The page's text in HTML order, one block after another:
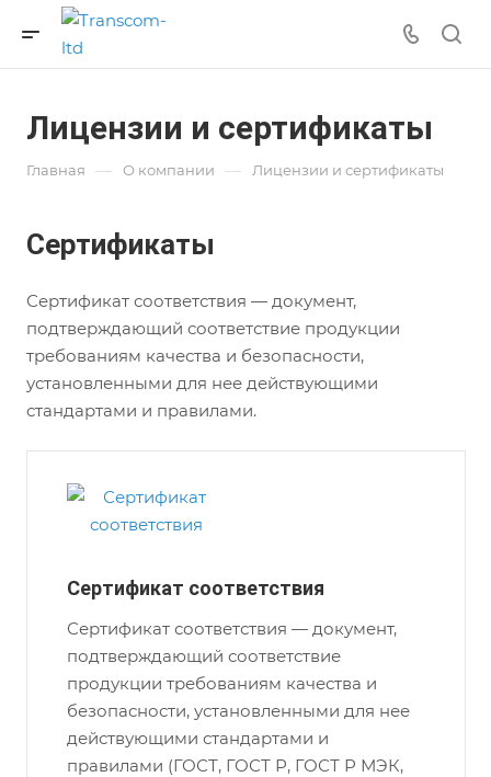
Лицензии и сертификаты
Главная — О компании — Лицензии и сертификаты
Сертификаты
Сертификат соответствия — документ,
подтверждающий соответствие продукции
требованиям качества и безопасности,
установленными для нее действующими
стандартами и правилами.
Сертификат соответствия
Сертификат соответствия — документ,
подтверждающий соответствие
продукции требованиям качества и
безопасности, установленными для нее
действующими стандартами и
правилами (ГОСТ, ГОСТ Р, ГОСТ Р МЭК,